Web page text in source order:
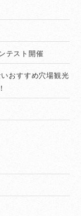
スト開催
おすすめ穴場観光